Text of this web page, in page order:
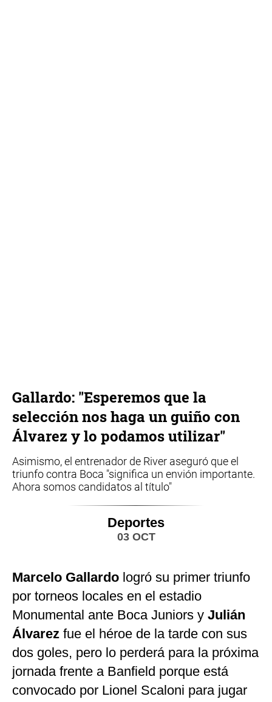
Gallardo: "Esperemos que la
selección nos haga un guiño con
Álvarez y lo podamos utilizar"
Asimismo, el entrenador de River aseguró que el
triunfo contra Boca "significa un envión importante.
Ahora somos candidatos al título"
Deportes
03 OCT
Marcelo Gallardo logró su primer triunfo
por torneos locales en el estadio
Monumental ante Boca Juniors y Julián
Álvarez fue el héroe de la tarde con sus
dos goles, pero lo perderá para la próxima
jornada frente a Banfield porque está
convocado por Lionel Scaloni para jugar